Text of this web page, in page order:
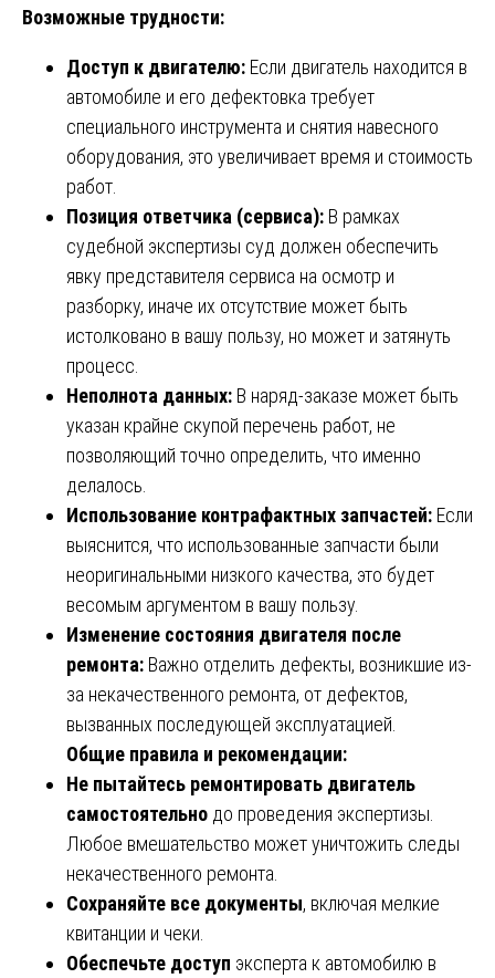
Возможные трудности:
Доступ к двигателю: Если двигатель находится в
автомобиле и его дефектовка требует
специального инструмента и снятия навесного
оборудования, это увеличивает время и стоимость
работ.
Позиция ответчика (сервиса): В рамках
судебной экспертизы суд должен обеспечить
явку представителя сервиса на осмотр и
разборку, иначе их отсутствие может быть
истолковано в вашу пользу, но может и затянуть
процесс.
Неполнота данных: В наряд-заказе может быть
указан крайне скупой перечень работ, не
позволяющий точно определить, что именно
делалось.
Использование контрафактных запчастей: Если
выяснится, что использованные запчасти были
неоригинальными низкого качества, это будет
весомым аргументом в вашу пользу.
Изменение состояния двигателя после
ремонта: Важно отделить дефекты, возникшие из-
за некачественного ремонта, от дефектов,
вызванных последующей эксплуатацией.
Общие правила и рекомендации:
Не пытайтесь ремонтировать двигатель
самостоятельно до проведения экспертизы.
Любое вмешательство может уничтожить следы
некачественного ремонта.
Сохраняйте все документы, включая мелкие
квитанции и чеки.
Обеспечьте доступ эксперта к автомобилю в